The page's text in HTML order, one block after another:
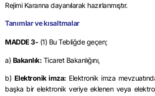
Rejimi Kararına dayanılarak hazırlanmıştır.
Tanımlar ve kısaltmalar
MADDE 3- (1) Bu Tebliğde geçen;
a) Bakanlık: Ticaret Bakanlığını,
b) Elektronik imza: Elektronik imza
başka bir elektronik veriye eklenen veya